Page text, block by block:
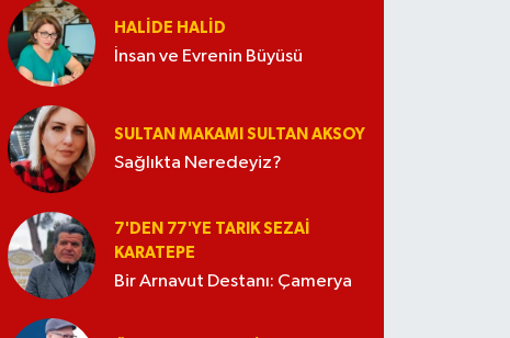
HALIDE HALID
İnsan ve Evrenin Büyüsü
SULTAN MAKAMI SULTAN AKSOY
Sağlıkta Neredeyiz?
7'DEN 77'YE TARIK SEZAI
KARATEPE
Bir Arnavut Destanı: Çamerya